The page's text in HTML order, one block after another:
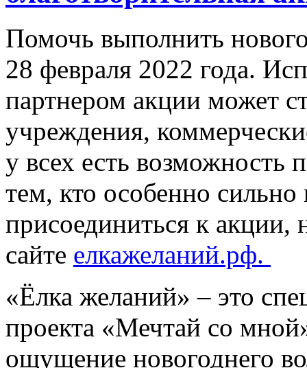
Помочь выполнить
28 февраля 2022 года.
партнером акции может
учреждения,
у всех есть возможность
тем, кто особенно
присоединиться к акции,
сайте елкажеланий.рф.
«Ёлка желаний» – это
проекта «Мечтай со
ощущение новогоднего